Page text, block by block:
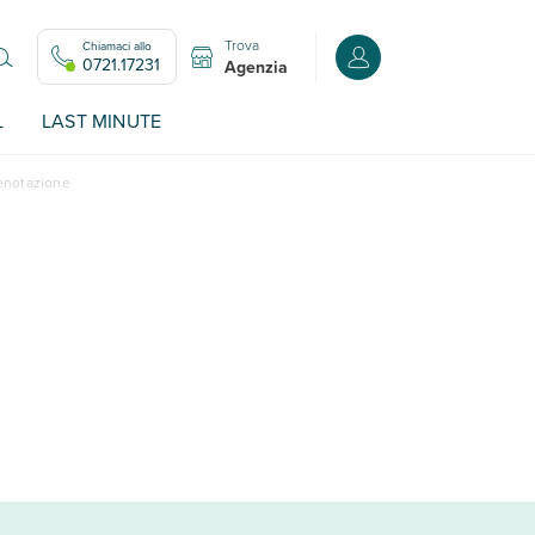
Chiamaci allo
0721.17231
Trova
Agenzia Accedi o registrati
LAST MINUTE